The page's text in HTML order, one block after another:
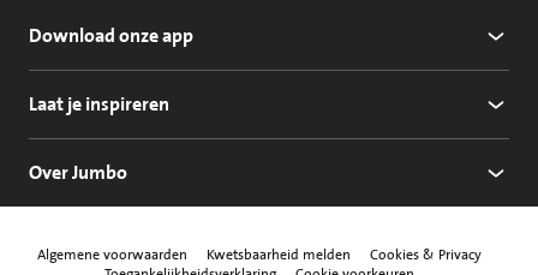
Download onze app
Laat je inspireren
Over Jumbo
Algemene voorwaarden Kwetsbaarheid melden
Cookies & Privacy